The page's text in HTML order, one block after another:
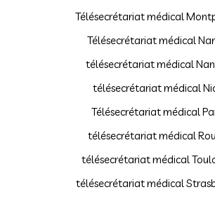
Télésecrétariat médical
Télésecrétariat médical
télésecrétariat médical
télésecrétariat médical
Télésecrétariat médical
télésecrétariat médical
télésecrétariat médical
télésecrétariat médical